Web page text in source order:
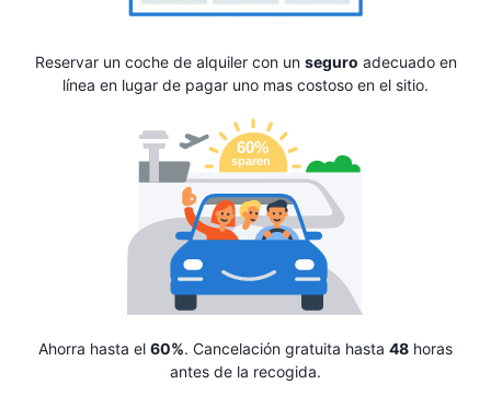
Reservar un coche de alquiler con un seguro adecuado en
línea en lugar de pagar uno mas costoso en el sitio.
Ahorra hasta el 60%. Cancelación gratuita hasta 48 horas
antes de la recogida.